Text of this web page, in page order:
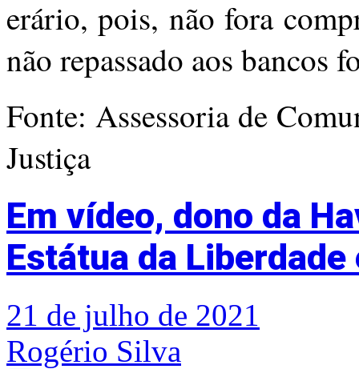
erário, pois, não fora
não repassado aos bancos
Fonte: Assessoria de
Justiça
Em vídeo, dono da
Estátua da Liberdade
21 de julho de 2021
Rogério Silva